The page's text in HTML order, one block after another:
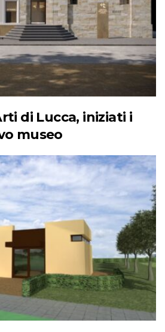
di Lucca, iniziati i
museo